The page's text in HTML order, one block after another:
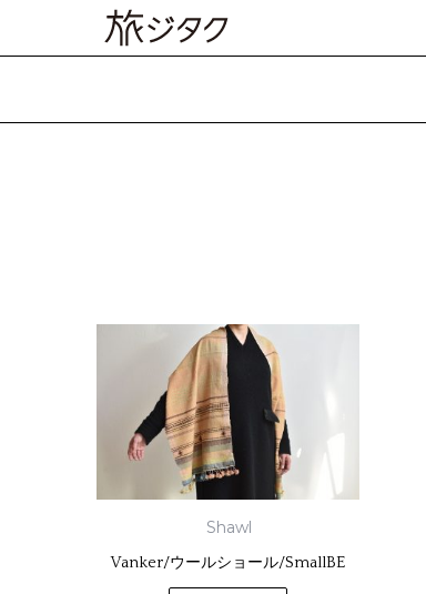
Shawl
Vanker/ウールショール/SmallBE